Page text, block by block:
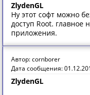
ZlydenGL
Ну этот софт можно
доступ Root. главное
приложения.
Автор: cornborer
Дата сообщения:
ZlydenGL